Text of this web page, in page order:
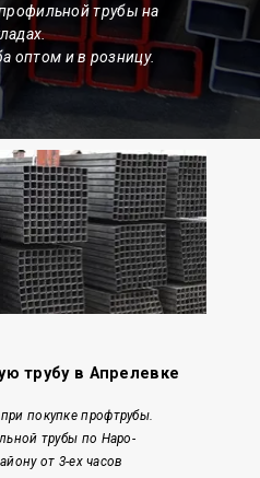
трубы на
оптом и в розницу.
трубу в Апрелевке
покупке профтрубы.
трубы по Наро-
от 3-ех часов